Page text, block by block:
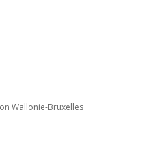
Wallonie-Bruxelles